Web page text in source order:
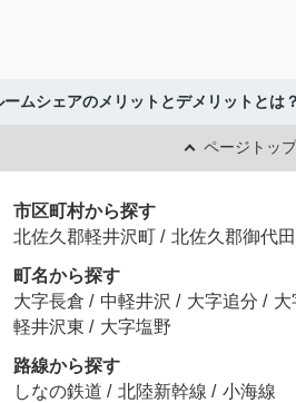
ームシェアのメリットとデメリットとは
ページトッ
市区町村から探す
北佐久郡軽井沢町 / 北佐久郡御代
町名から探す
大字長倉 / 中軽井沢 / 大字追分 / 大
軽井沢東 / 大字塩野
路線から探す
しなの鉄道 / 北陸新幹線 / 小海線